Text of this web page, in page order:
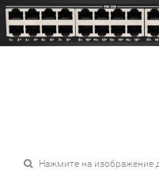
Нажмите на изображение